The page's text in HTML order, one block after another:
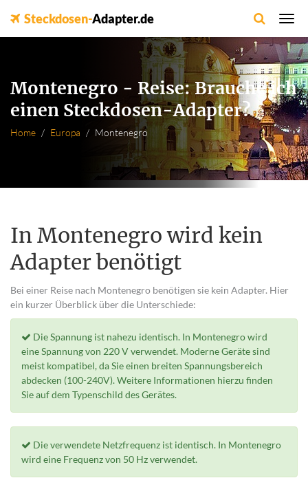
Steckdosen-Adapter.de
Montenegro - Reise: Brauche ich
einen Steckdosen-Adapter?
Home Europa Montenegro
In Montenegro wird kein
Adapter benötigt
Bei einer Reise nach Montenegro benötigen sie kein Adapter. Hier
ein kurzer Überblick über die Unterschiede:
Die Spannung ist nahezu identisch. In Montenegro wird
eine Spannung von 220 V verwendet. Moderne Geräte sind
meist kompatibel, da Sie einen breiten Spannungsbereich
abdecken (100-240V). Weitere Informationen hierzu finden
Sie auf dem Typenschild des Gerätes.
Die verwendete Netzfrequenz ist identisch. In Montenegro
wird eine Frequenz von 50 Hz verwendet.